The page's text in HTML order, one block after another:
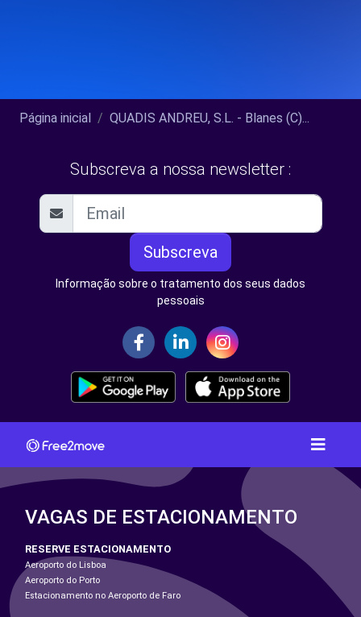
Página inicial QUADIS ANDREU, S.L. - Blanes (C)...
Subscreva a nossa newsletter :
Subscreva
Informação sobre o tratamento dos seus dados
pessoais
VAGAS DE ESTACIONAMENTO
RESERVE ESTACIONAMENTO
Aeroporto do Lisboa
Aeroporto do Porto
Estacionamento no Aeroporto de Faro